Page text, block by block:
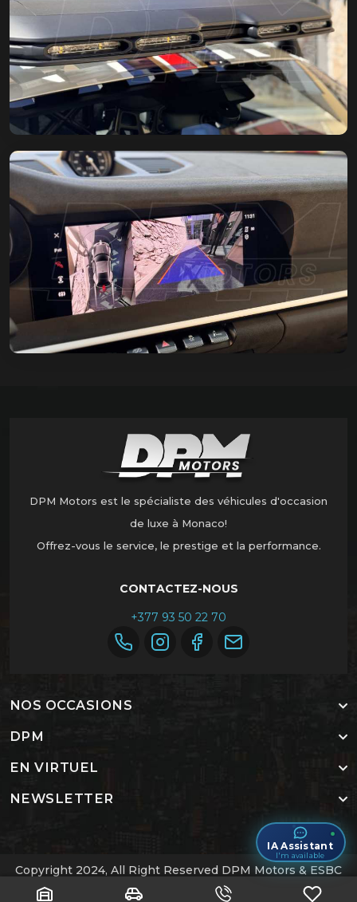
DPM Motors est le spécialiste des véhicules d'occasion
de luxe à Monaco!
Offrez-vous le service, le prestige et la performance.
CONTACTEZ-NOUS
+377 93 50 22 70
NOS OCCASIONS
DPM
EN VIRTUEL
NEWSLETTER
Copyright 2024, All Right Reserved DPM Motors & ESBC
IA Assistant
I'm available